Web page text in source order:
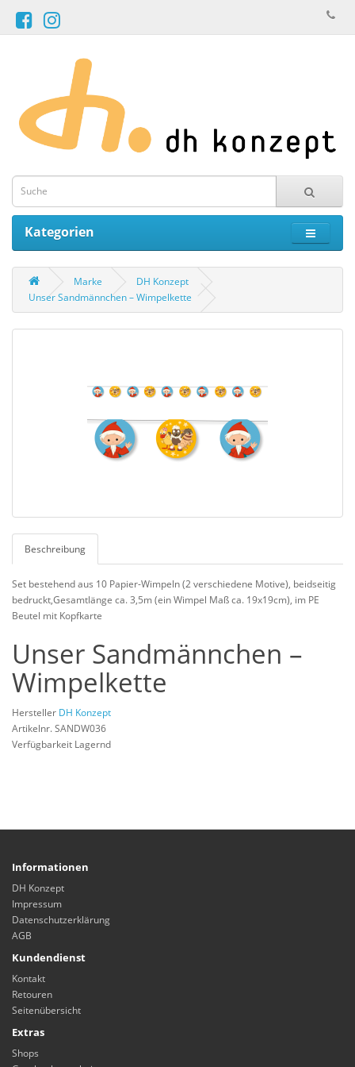
Kategorien
Marke
DH Konzept
Unser Sandmännchen – Wimpelkette
Beschreibung
Set bestehend aus 10 Papier-Wimpeln (2 verschiedene Motive), beidseitig
bedruckt,Gesamtlänge ca. 3,5m (ein Wimpel Maß ca. 19x19cm), im PE
Beutel mit Kopfkarte
Unser Sandmännchen –
Wimpelkette
Hersteller DH Konzept
Artikelnr. SANDW036
Verfügbarkeit Lagernd
Informationen
DH Konzept
Impressum
Datenschutzerklärung
AGB
Kundendienst
Kontakt
Retouren
Seitenübersicht
Extras
Shops